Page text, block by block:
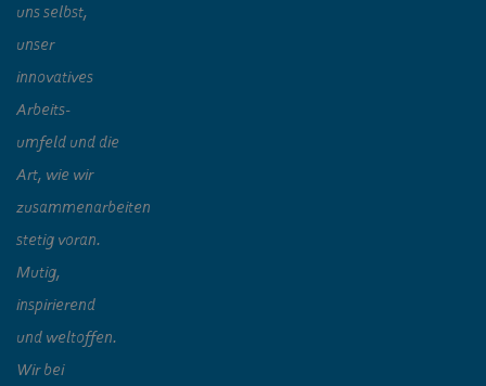
uns selbst,
unser
innovatives
Arbeits-
umfeld und die
Art, wie wir
zusammenarbeiten
stetig voran.
Mutig,
inspirierend
und weltoffen.
Wir bei